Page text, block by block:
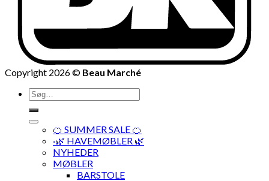
Copyright 2026 © Beau Marché
Søg
efter:
🍊 SUMMER SALE 🍊
·🌿 HAVEMØBLER 🌿
NYHEDER
MØBLER
BARSTOLE